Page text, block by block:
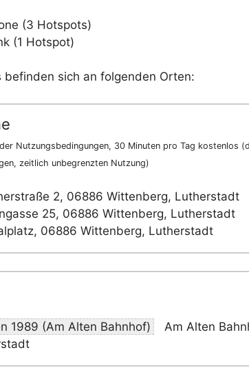
(3 Hotspots)
(1 Hotspot)
befinden sich an folgenden Orten:
Nutzungsbedingungen, 30 Minuten pro Tag kostenlos
zeitlich unbegrenzten Nutzung)
2, 06886 Wittenberg, Lutherstadt
25, 06886 Wittenberg, Lutherstadt
06886 Wittenberg, Lutherstadt
1989 (Am Alten Bahnhof)
Am Alten